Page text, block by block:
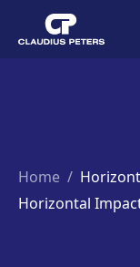
Home /
Horizontal